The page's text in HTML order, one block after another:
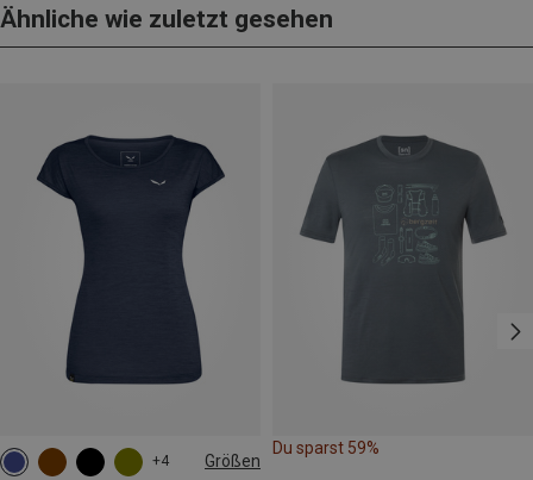
Ähnliche wie zuletzt gesehen
+4 Größen
M L XL XXL
Du sparst 59%